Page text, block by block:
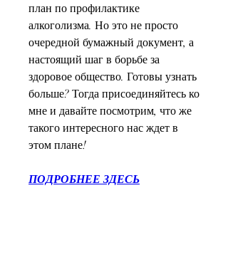
план по профилактике
алкоголизма. Но это не просто
очередной бумажный документ, а
настоящий шаг в борьбе за
здоровое общество. Готовы узнать
больше? Тогда присоединяйтесь ко
мне и давайте посмотрим, что же
такого интересного нас ждет в
этом плане!
ПОДРОБНЕЕ ЗДЕСЬ